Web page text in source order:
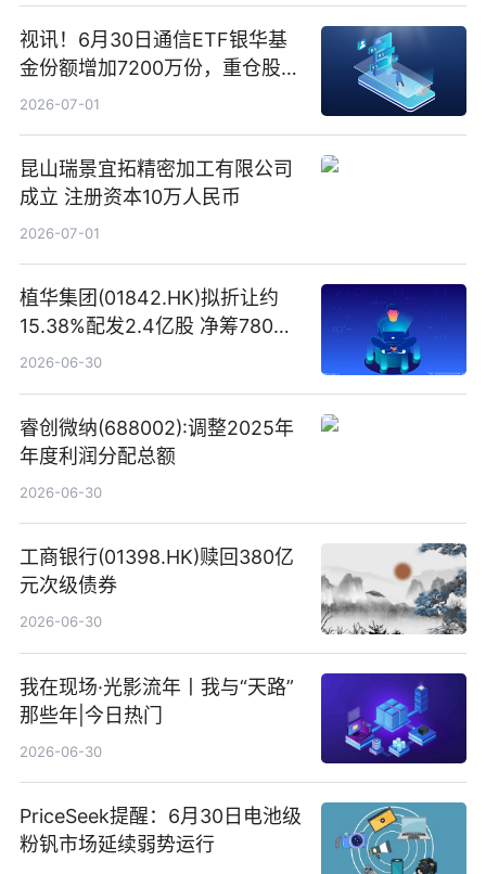
视讯！6月30日通信ETF银华基
金份额增加7200万份，重仓股新
易盛、中际旭创、立讯精密
2026-07-01
昆山瑞景宜拓精密加工有限公司
成立 注册资本10万人民币
2026-07-01
植华集团(01842.HK)拟折让约
15.38%配发2.4亿股 净筹780万
港元
2026-06-30
睿创微纳(688002):调整2025年
年度利润分配总额
2026-06-30
工商银行(01398.HK)赎回380亿
元次级债券
2026-06-30
我在现场·光影流年丨我与“天路”
那些年|今日热门
2026-06-30
PriceSeek提醒：6月30日电池级
粉钒市场延续弱势运行